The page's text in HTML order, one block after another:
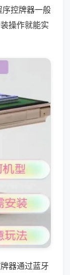
控牌器一般
操作就能实
器通过蓝牙